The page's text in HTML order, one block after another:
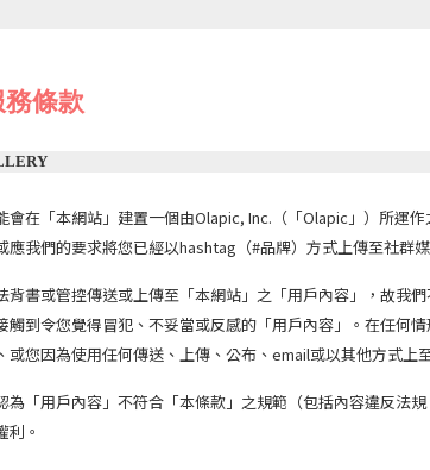
條款
會在「本網站」建置一個由Olapic, Inc.（「Olapic」）所運
應我們的要求將您已經以hashtag（#品牌）方式上傳至社群
背書或管控傳送或上傳至「本網站」之「用戶內容」，故我
觸到令您覺得冒犯、不妥當或反感的「用戶內容」。在任何
或您因為使用任何傳送、上傳、公布、email或以其他方式上
為「用戶內容」不符合「本條款」之規範（包括內容違反法
利。